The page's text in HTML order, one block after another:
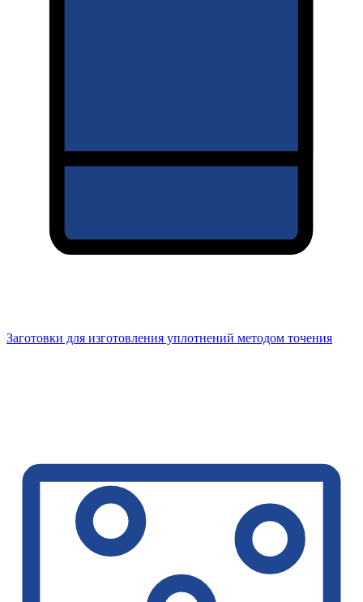
Заготовки для изготовления уплотнений методом точения